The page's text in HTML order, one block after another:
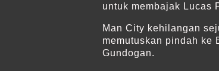
untuk membajak Lucas
Man City kehilangan
memutuskan pindah ke
Gundogan.